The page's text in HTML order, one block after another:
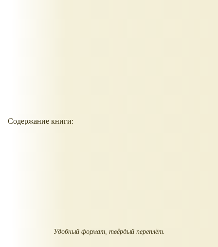
Содержание книги:
Удобный формат, твёрдый переплёт.